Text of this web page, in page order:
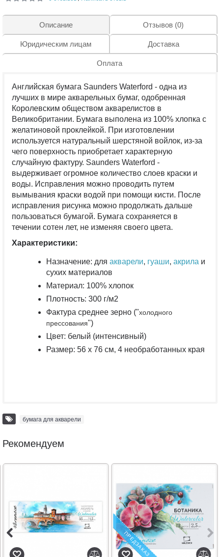
Описание Отзывов (0)
Юридическим лицам Доставка
Оплата
Английская бумага Saunders Waterford - одна из
лучших в мире акварельных бумаг, одобренная
Королевским обществом акварелистов в
Великобритании. Бумага выполена из 100% хлопка с
желатиновой проклейкой. При изготовлении
используется натуральный шерстяной войлок, из-за
чего поверхность приобретает характерную
случайную фактуру. Saunders Waterford -
выдерживает огромное количество слоев краски и
воды. Исправления можно проводить путем
вымывания краски водой при помощи кисти. После
исправления рисунка можно продолжать дальше
пользоваться бумагой. Бумага сохраняется в
течении сотен лет, не изменяя своего цвета.
Характеристики:
Назначение: для акварели, гуаши, акрила и
сухих материалов
Материал: 100% хлопок
Плотность: 300 г/м2
Фактура среднее зерно ("холодного
прессования")
Цвет: белый (интенсивный)
Размер: 56 х 76 см, 4 необработанных края
бумага для акварели
Рекомендуем
ПРЕДЗАКАЗ